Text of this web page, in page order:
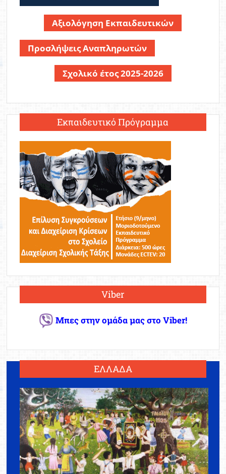
Αξιολόγηση Εκπαιδευτικών
Προσλήψεις Αναπληρωτών
Σχολικό έτος 2025-2026
Εκπαιδευτικό Πρόγραμμα
Viber
Μπες στην ομάδα μας στο Viber!
ΕΛΛΑΔΑ